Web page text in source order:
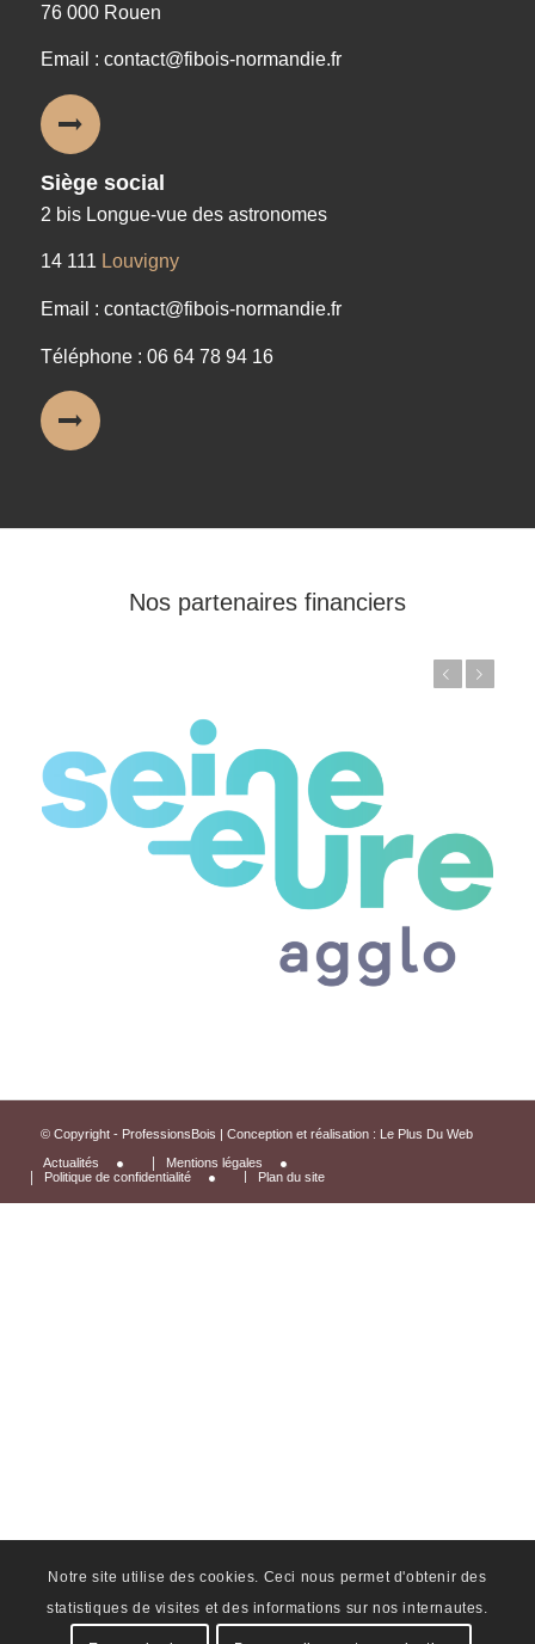
76 000 Rouen
Email : contact@fibois-normandie.fr
Siège social
2 bis Longue-vue des astronomes
14 111 Louvigny
Email : contact@fibois-normandie.fr
Téléphone : 06 64 78 94 16
Nos partenaires financiers
© Copyright - ProfessionsBois | Conception et réalisation : Le Plus Du Web
Actualités
Mentions légales
Politique de confidentialité
Plan du site
Notre site utilise des cookies. Ceci nous permet d'obtenir des
statistiques de visites et des informations sur nos internautes.